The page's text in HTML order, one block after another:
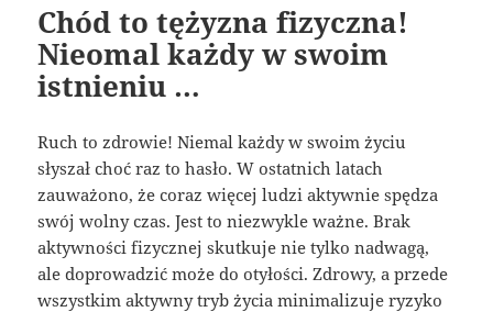
Chód to tężyzna fizyczna!
Nieomal każdy w swoim
istnieniu …
Ruch to zdrowie! Niemal każdy w swoim życiu
słyszał choć raz to hasło. W ostatnich latach
zauważono, że coraz więcej ludzi aktywnie spędza
swój wolny czas. Jest to niezwykle ważne. Brak
aktywności fizycznej skutkuje nie tylko nadwagą,
ale doprowadzić może do otyłości. Zdrowy, a przede
wszystkim aktywny tryb życia minimalizuje ryzyko